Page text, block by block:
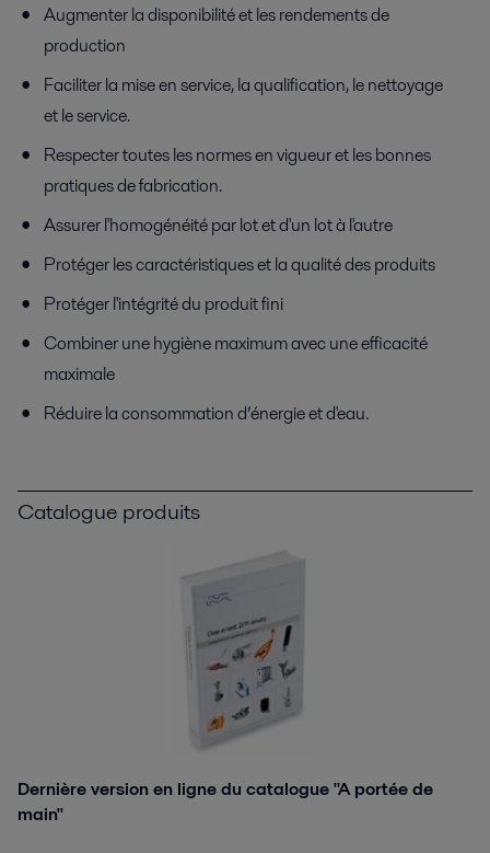
Augmenter la disponibilité et les rendements de
production
Faciliter la mise en service, la qualification, le nettoyage
et le service.
Respecter toutes les normes en vigueur et les bonnes
pratiques de fabrication.
Assurer l'homogénéité par lot et d'un lot à l'autre
Protéger les caractéristiques et la qualité des produits
Protéger l'intégrité du produit fini
Combiner une hygiène maximum avec une efficacité
maximale
Réduire la consommation d’énergie et d'eau.
Catalogue produits
Dernière version en ligne du catalogue "A portée de
main"